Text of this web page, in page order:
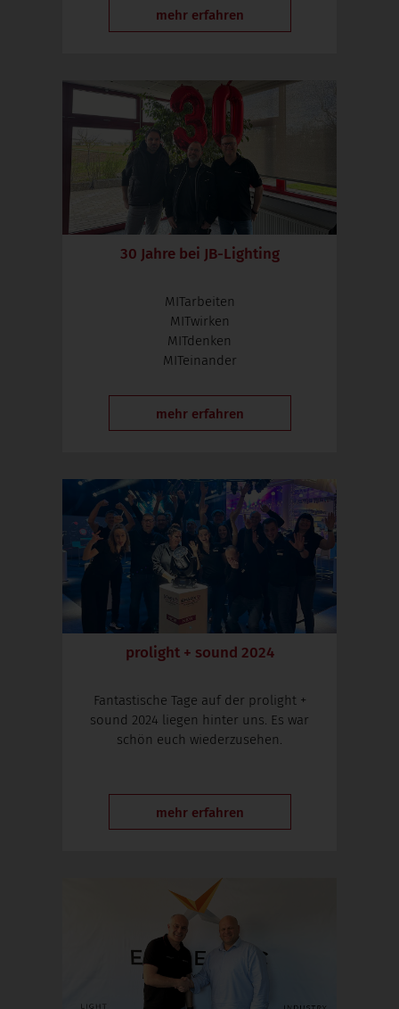
mehr erfahren
30 Jahre bei JB-Lighting
MITarbeiten
MITwirken
MITdenken
MITeinander
mehr erfahren
prolight + sound 2024
Fantastische Tage auf der prolight +
sound 2024 liegen hinter uns. Es war
schön euch wiederzusehen.
mehr erfahren